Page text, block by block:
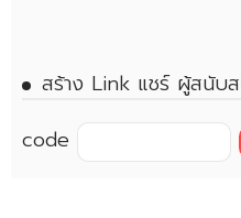
สร้าง Link แชร์ ผู้สนับ
code